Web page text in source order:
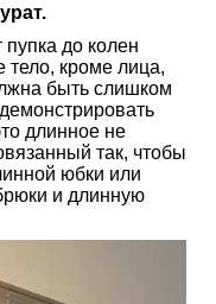
до колен
тело, кроме лица,
быть слишком
длинное не
так, чтобы
юбки или
и длинную